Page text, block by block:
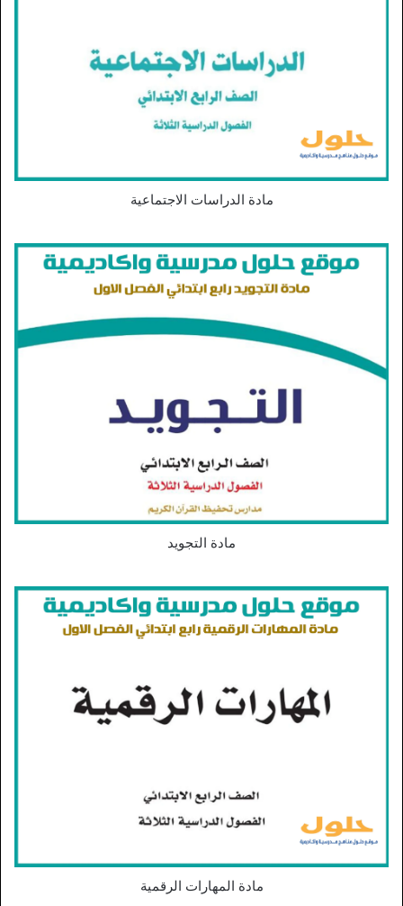
مادة الدراسات الاجتماعية
مادة التجويد
مادة المهارات الرقمية